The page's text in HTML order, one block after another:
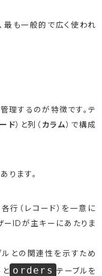
最も一般的で広く使われ
理するのが特徴です。テ
ド）と列（ カラム）で構成
ります。
行（レコード）を一意に
ーIDが主キーにあたりま
との関連性を示すため
orders テーブルを